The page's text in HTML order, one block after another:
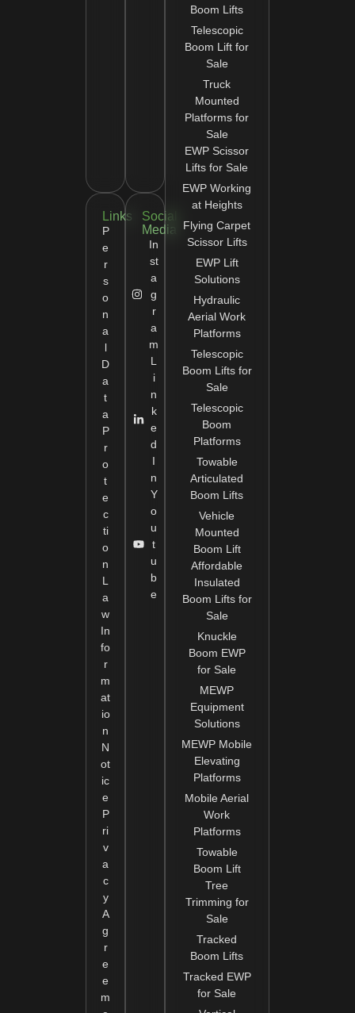
Links
P
e
r
s
o
n
a
l
D
a
t
a
P
r
o
t
e
c
ti
o
n
L
a
w
In
fo
r
m
at
io
n
N
ot
ic
e
P
ri
v
a
c
y
A
g
r
e
e
m
Social
Media
In
st
a
g
r
a
m
L
i
n
k
e
d
I
n
Y
o
u
t
u
b
e
Boom Lifts
Telescopic
Boom Lift for
Sale
Truck
Mounted
Platforms for
Sale
EWP Scissor
Lifts for Sale
EWP Working
at Heights
Flying Carpet
Scissor Lifts
EWP Lift
Solutions
Hydraulic
Aerial Work
Platforms
Telescopic
Boom Lifts for
Sale
Telescopic
Boom
Platforms
Towable
Articulated
Boom Lifts
Vehicle
Mounted
Boom Lift
Affordable
Insulated
Boom Lifts for
Sale
Knuckle
Boom EWP
for Sale
MEWP
Equipment
Solutions
MEWP Mobile
Elevating
Platforms
Mobile Aerial
Work
Platforms
Towable
Boom Lift
Tree
Trimming for
Sale
Tracked
Boom Lifts
Tracked EWP
for Sale